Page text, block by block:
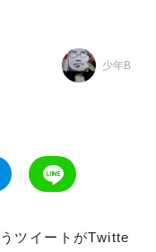
少年B
ツイートがTwitte